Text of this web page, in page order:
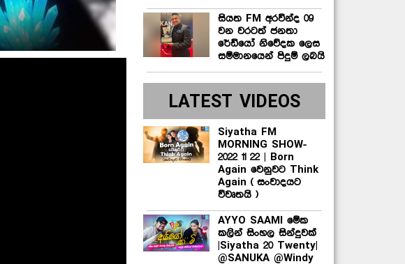
සියත FM අරවින්ද 09
වන වරටත් ජනතා
රේඩියෝ නිවේදක ලෙස
සම්මානයෙන් පිදුම් ලබයි
LATEST VIDEOS
Siyatha FM
MORNING SHOW-
2022 11 22 | Born
Again වෙනුවට Think
Again ( සංවාදයට
විවෘතයි )
AYYO SAAMI මේක
කලින් සිංහල සින්දුවක්
|Siyatha 20 Twenty|
@SANUKA @Windy